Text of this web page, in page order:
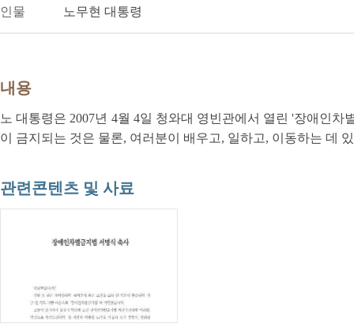
인물 노무현 대통령
내용
노 대통령은 2007년 4월 4일 청와대 영빈관에서 열린 '장애인
이 금지되는 것은 물론, 여러분이 배우고, 일하고, 이동하는 데
관련콘텐츠 및 사료